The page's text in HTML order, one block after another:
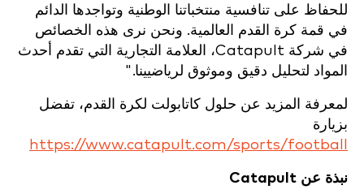
للحفاظ على تنافسية منتخباتنا الوطنية وتواجدها الدائم
في قمة كرة القدم العالمية. ونحن نرى هذه الخصائص
في شركة Catapult، العلامة التجارية التي تقدم أحدث
المواد لتحليل دقيق وموثوق لرياضيينا."
لمعرفة المزيد عن حلول كاتابولت لكرة القدم، تفضل
بزيارة
https://www.catapult.com/sports/football
نبذة عن Catapult